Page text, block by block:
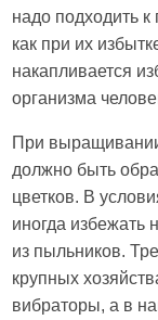
надо подходить
как при их
накапливается
организма
При
должно быть
цветков. В
иногда избежать
из пыльников.
крупных
вибраторы, а в